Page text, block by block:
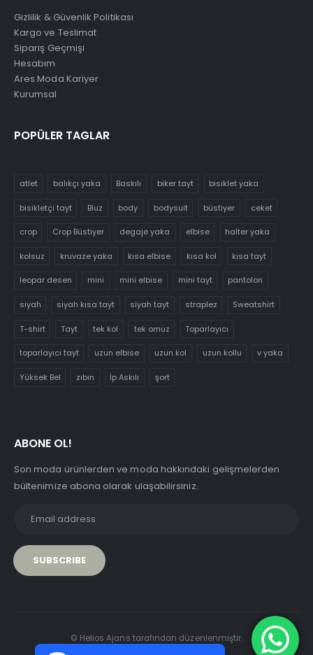
7/24 Canlı Destek
Gizlilik & Güvenlik Politikası
Kargo ve Teslimat
Sipariş Geçmişi
Hesabım
Ares Moda Kariyer
Kurumsal
POPÜLER TAGLAR
atlet balıkçı yaka Baskılı biker tayt bisiklet yaka
bisikletçi tayt Bluz body bodysuit büstiyer ceket
crop Crop Büstiyer degaje yaka elbise halter yaka
kolsuz kruvaze yaka kısa elbise kısa kol kısa tayt
leopar desen mini mini elbise mini tayt pantolon
siyah siyah kısa tayt siyah tayt straplez Sweatshirt
T-shirt Tayt tek kol tek omuz Toparlayıcı
toparlayıcı tayt uzun elbise uzun kol uzun kollu v yaka
Yüksek Bel zıbın İp Askılı şort
ABONE OL!
Son moda ürünlerden ve moda hakkındaki gelişmelerden
bültenimize abona olarak ulaşabilirsiniz.
© Helios Ajans tarafından düzenlenmiştir.